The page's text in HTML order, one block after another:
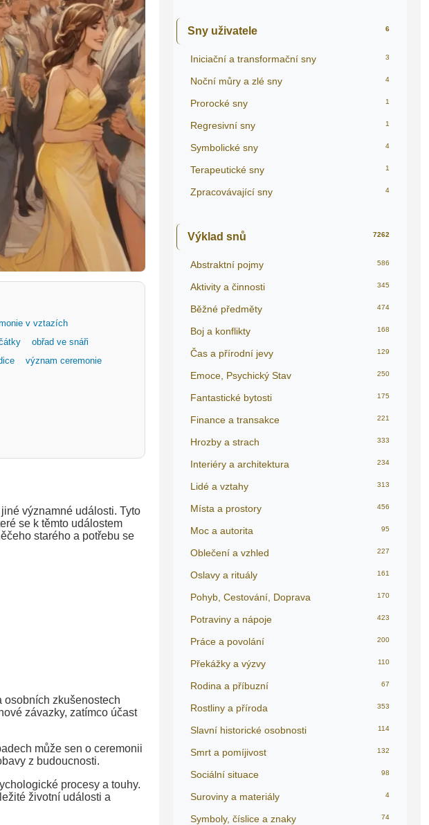
v vztazích
obřad ve snáři
význam ceremonie
významné události. Tyto
se k těmto událostem
starého a potřebu se
osobních zkušenostech
závazky, zatímco účast
může sen o ceremonii
z budoucnosti.
procesy a touhy.
životní události a
Sny uživatele 6
Iniciační a transformační sny 3
Noční můry a zlé sny 4
Prorocké sny 1
Regresivní sny 1
Symbolické sny 4
Terapeutické sny 1
Zpracovávající sny 4
Výklad snů 7262
Abstraktní pojmy 586
Aktivity a činnosti 345
Běžné předměty 474
Boj a konflikty 168
Čas a přírodní jevy 129
Emoce, Psychický Stav 250
Fantastické bytosti 175
Finance a transakce 221
Hrozby a strach 333
Interiéry a architektura 234
Lidé a vztahy 313
Místa a prostory 456
Moc a autorita 95
Oblečení a vzhled 227
Oslavy a rituály 161
Pohyb, Cestování, Doprava 170
Potraviny a nápoje 423
Práce a povolání 200
Překážky a výzvy 110
Rodina a příbuzní 67
Rostliny a příroda 353
Slavní historické osobnosti 114
Smrt a pomíjivost 132
Sociální situace 98
Suroviny a materiály 4
Symboly, číslice a znaky 74